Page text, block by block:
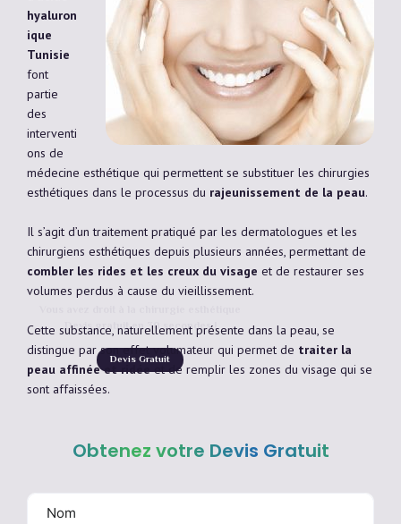
Devis gratuit en 30 secondes !
Devis Gratuit
hyaluron
ique
Tunisie
font
partie
des
interventi
ons de
médecine esthétique qui permettent se substituer les chirurgies
esthétiques dans le processus du rajeunissement de la peau.
Il s’agit d’un traitement pratiqué par les dermatologues et les
chirurgiens esthétiques depuis plusieurs années, permettant de
combler les rides et les creux du visage et de restaurer ses
volumes perdus à cause du vieillissement.
Cette substance, naturellement présente dans la peau, se
distingue par son effet volumateur qui permet de traiter la
peau affinée et ridéeet de remplir les zones du visage qui se
sont affaissées.
Obtenez votre Devis Gratuit